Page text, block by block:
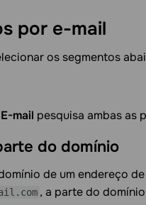
por e-mail
os segmentos
E-mail pesquisa ambas as
do domínio
de um endereço
, a parte do